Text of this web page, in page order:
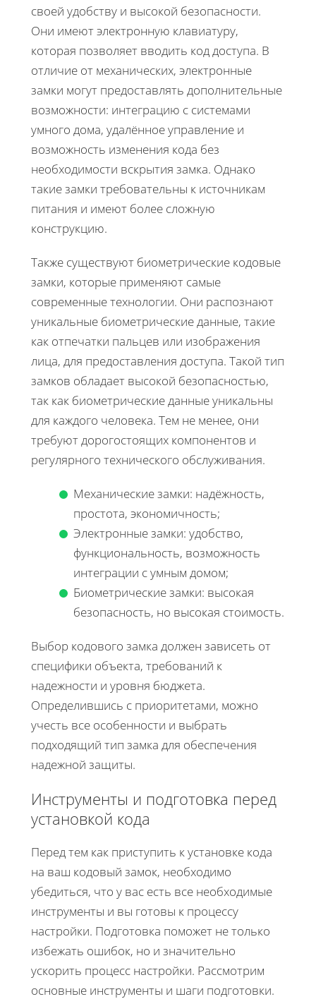
своей удобству и высокой безопасности.
Они имеют электронную клавиатуру,
которая позволяет вводить код доступа. В
отличие от механических, электронные
замки могут предоставлять дополнительные
возможности: интеграцию с системами
умного дома, удалённое управление и
возможность изменения кода без
необходимости вскрытия замка. Однако
такие замки требовательны к источникам
питания и имеют более сложную
конструкцию.
Также существуют биометрические кодовые
замки, которые применяют самые
современные технологии. Они распознают
уникальные биометрические данные, такие
как отпечатки пальцев или изображения
лица, для предоставления доступа. Такой тип
замков обладает высокой безопасностью,
так как биометрические данные уникальны
для каждого человека. Тем не менее, они
требуют дорогостоящих компонентов и
регулярного технического обслуживания.
Механические замки: надёжность,
простота, экономичность;
Электронные замки: удобство,
функциональность, возможность
интеграции с умным домом;
Биометрические замки: высокая
безопасность, но высокая стоимость.
Выбор кодового замка должен зависеть от
специфики объекта, требований к
надежности и уровня бюджета.
Определившись с приоритетами, можно
учесть все особенности и выбрать
подходящий тип замка для обеспечения
надежной защиты.
Инструменты и подготовка перед
установкой кода
Перед тем как приступить к установке кода
на ваш кодовый замок, необходимо
убедиться, что у вас есть все необходимые
инструменты и вы готовы к процессу
настройки. Подготовка поможет не только
избежать ошибок, но и значительно
ускорить процесс настройки. Рассмотрим
основные инструменты и шаги подготовки.